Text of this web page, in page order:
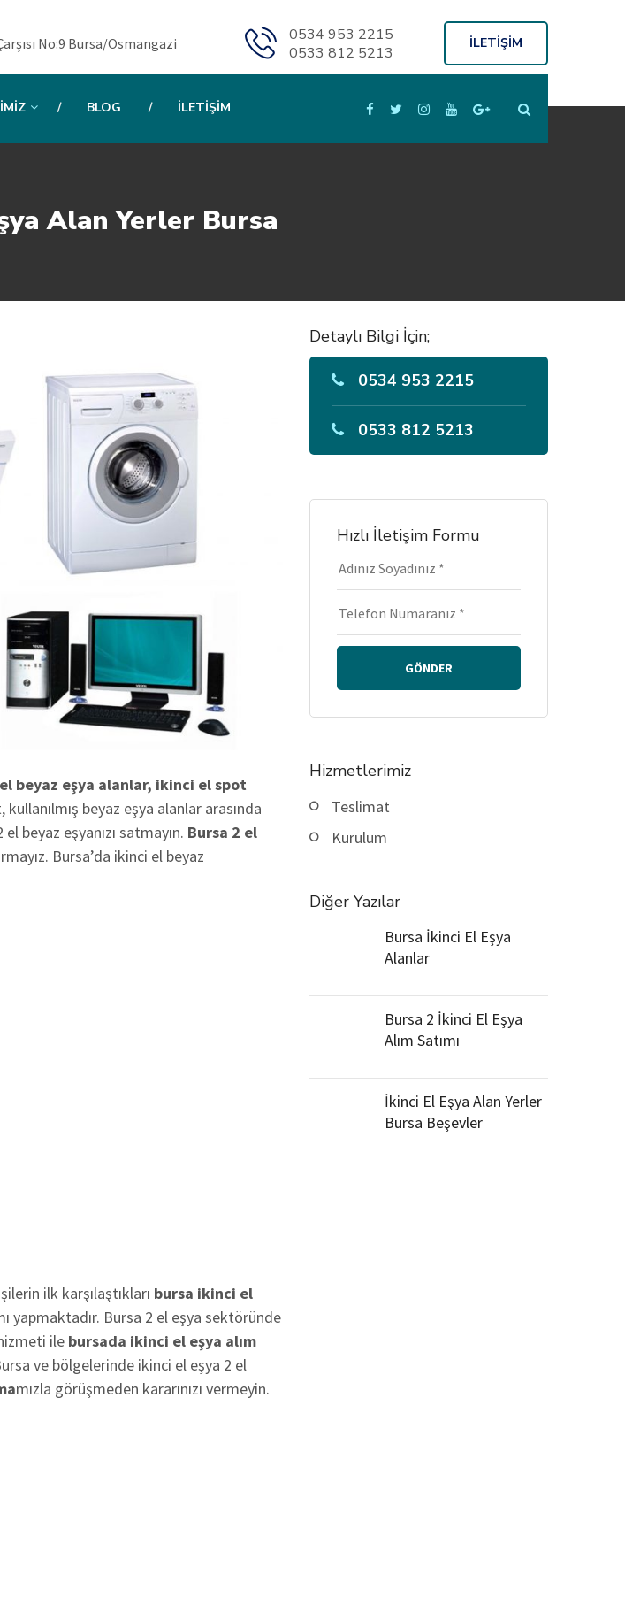
No:9 Bursa/Osmangazi
0534 953 2215
0533 812 5213
İLETİŞİM
BLOG İLETIŞIM
Alan Yerler Bursa
beyaz eşya alanlar, ikinci el spot
beyaz eşya alanlar arasında
beyaz eşyanızı satmayın. Bursa 2 el
Bursa’da ikinci el beyaz
ilk karşılaştıkları bursa ikinci el
yapmaktadır. Bursa 2 el eşya sektöründe
ile bursada ikinci el eşya alım
ve bölgelerinde ikinci el eşya 2 el
mızla görüşmeden kararınızı vermeyin.
Detaylı Bilgi İçin;
0534 953 2215
0533 812 5213
Hızlı İletişim Formu
GÖNDER
Hizmetlerimiz
Teslimat
Kurulum
Diğer Yazılar
Bursa İkinci El Eşya
Alanlar
Bursa 2 İkinci El Eşya
Alım Satımı
İkinci El Eşya Alan Yerler
Bursa Beşevler